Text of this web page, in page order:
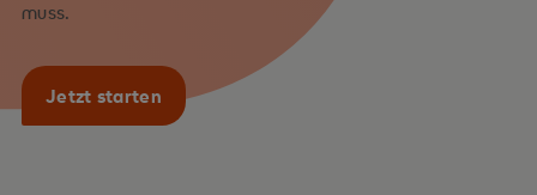
muss.
Jetzt starten